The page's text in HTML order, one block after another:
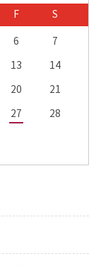
F S
6 7
13 14
20 21
27 28